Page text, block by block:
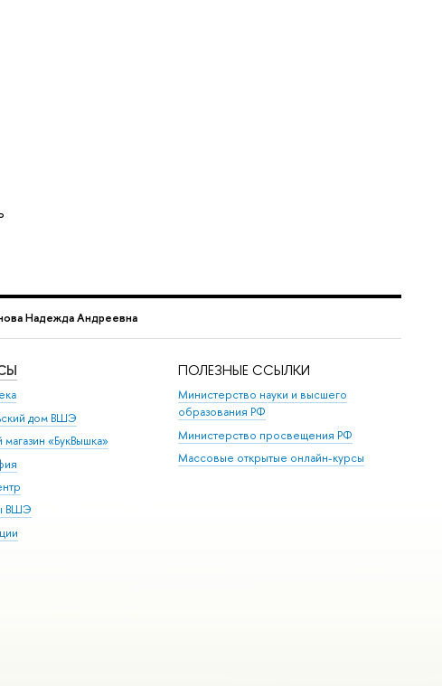
Надежда Андреевна
дом ВШЭ
«БукВышка»
ВШЭ
ПОЛЕЗНЫЕ ССЫЛКИ
Министерство науки и высшего
образования РФ
Министерство просвещения РФ
Массовые открытые онлайн-курсы